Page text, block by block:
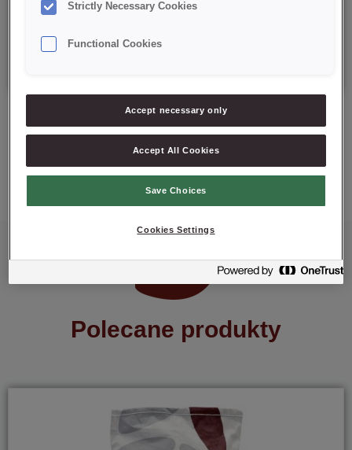
Opakowanie: 15 kg netto;
ZAPYTAJ O PRODUKT
Polecane produkty
Strictly Necessary Cookies
Functional Cookies
Accept necessary only
Accept All Cookies
Save Choices
Cookies Settings